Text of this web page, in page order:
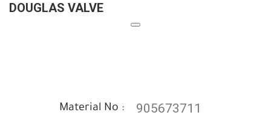
DOUGLAS VALVE
Material No : 905673711